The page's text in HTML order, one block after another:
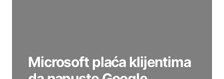
Microsoft plaća klijentima